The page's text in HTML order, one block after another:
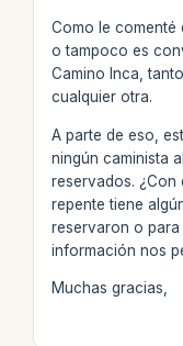
Como le comenté
o tampoco es
Camino Inca,
cualquier otra.
A parte de eso,
ningún caminista
reservados. ¿Con
repente tiene
reservaron o para
información nos
Muchas gracias,